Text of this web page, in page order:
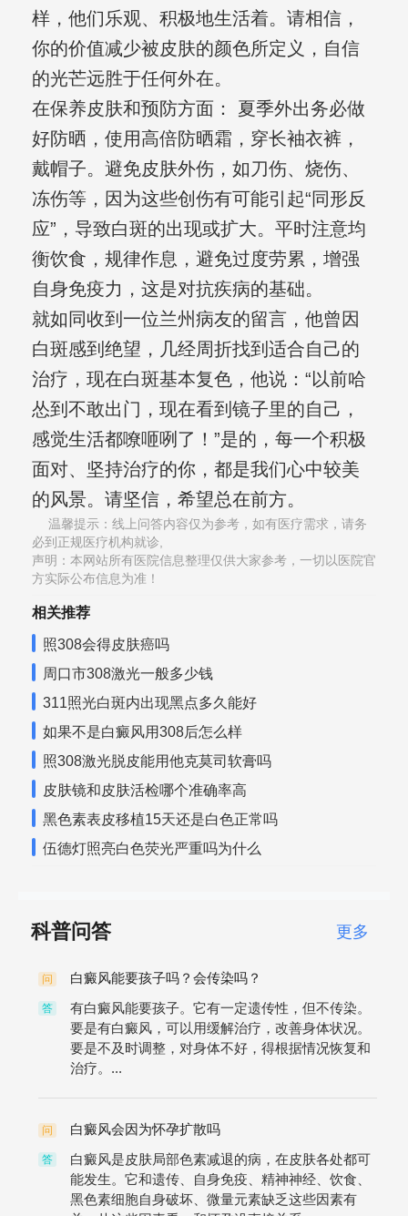
样，他们乐观、积极地生活着。请相信，
你的价值减少被皮肤的颜色所定义，自信
的光芒远胜于任何外在。
在保养皮肤和预防方面： 夏季外出务必做
好防晒，使用高倍防晒霜，穿长袖衣裤，
戴帽子。避免皮肤外伤，如刀伤、烧伤、
冻伤等，因为这些创伤有可能引起“同形反
应”，导致白斑的出现或扩大。平时注意均
衡饮食，规律作息，避免过度劳累，增强
自身免疫力，这是对抗疾病的基础。
就如同收到一位兰州病友的留言，他曾因
白斑感到绝望，几经周折找到适合自己的
治疗，现在白斑基本复色，他说：“以前哈
怂到不敢出门，现在看到镜子里的自己，
感觉生活都嘹咂咧了！”是的，每一个积极
面对、坚持治疗的你，都是我们心中较美
的风景。请坚信，希望总在前方。
温馨提示：线上问答内容仅为参考，如有医疗需求，请务
必到正规医疗机构就诊,
声明：本网站所有医院信息整理仅供大家参考，一切以医院官
方实际公布信息为准！
相关推荐
照308会得皮肤癌吗
周口市308激光一般多少钱
311照光白斑内出现黑点多久能好
如果不是白癜风用308后怎么样
照308激光脱皮能用他克莫司软膏吗
皮肤镜和皮肤活检哪个准确率高
黑色素表皮移植15天还是白色正常吗
伍德灯照亮白色荧光严重吗为什么
科普问答 更多
问 白癜风能要孩子吗？会传染吗？
答
有白癜风能要孩子。它有一定遗传性，但不传染。
要是有白癜风，可以用缓解治疗，改善身体状况。
要是不及时调整，对身体不好，得根据情况恢复和
治疗。...
问 白癜风会因为怀孕扩散吗
答
白癜风是皮肤局部色素减退的病，在皮肤各处都可
能发生。它和遗传、自身免疫、精神神经、饮食、
黑色素细胞自身破坏、微量元素缺乏这些因素有